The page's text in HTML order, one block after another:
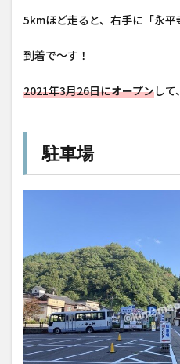
5kmほど走ると、右手に「永平
到着で〜す！
2021年3月26日にオープンして
駐車場